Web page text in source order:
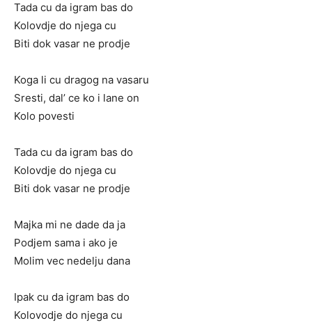
Tada cu da igram bas do
Kolovdje do njega cu
Biti dok vasar ne prodje
Koga li cu dragog na vasaru
Sresti, dal’ ce ko i lane on
Kolo povesti
Tada cu da igram bas do
Kolovdje do njega cu
Biti dok vasar ne prodje
Majka mi ne dade da ja
Podjem sama i ako je
Molim vec nedelju dana
Ipak cu da igram bas do
Kolovodje do njega cu